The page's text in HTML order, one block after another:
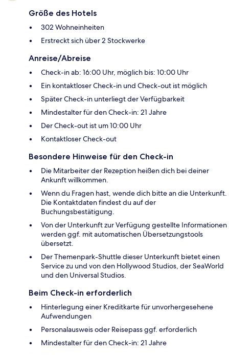
Größe des Hotels
302 Wohneinheiten
Erstreckt sich über 2 Stockwerke
Anreise/Abreise
Check-in ab: 16:00 Uhr, möglich bis: 10:00 Uhr
Ein kontaktloser Check-in und Check-out ist möglich
Später Check-in unterliegt der Verfügbarkeit
Mindestalter für den Check-in: 21 Jahre
Der Check-out ist um 10:00 Uhr
Kontaktloser Check-out
Besondere Hinweise für den Check-in
Die Mitarbeiter der Rezeption heißen dich bei deiner
Ankunft willkommen.
Wenn du Fragen hast, wende dich bitte an die Unterkunft.
Die Kontaktdaten findest du auf der
Buchungsbestätigung.
Von der Unterkunft zur Verfügung gestellte Informationen
werden ggf. mit automatischen Übersetzungstools
übersetzt.
Der Themenpark-Shuttle dieser Unterkunft bietet einen
Service zu und von den Hollywood Studios, der SeaWorld
und den Universal Studios.
Beim Check-in erforderlich
Hinterlegung einer Kreditkarte für unvorhergesehene
Aufwendungen
Personalausweis oder Reisepass ggf. erforderlich
Mindestalter für den Check-in: 21 Jahre